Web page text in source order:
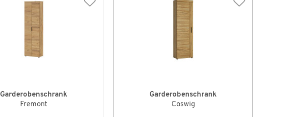
Garderobenschrank
Fremont
Garderobenschrank
Coswig